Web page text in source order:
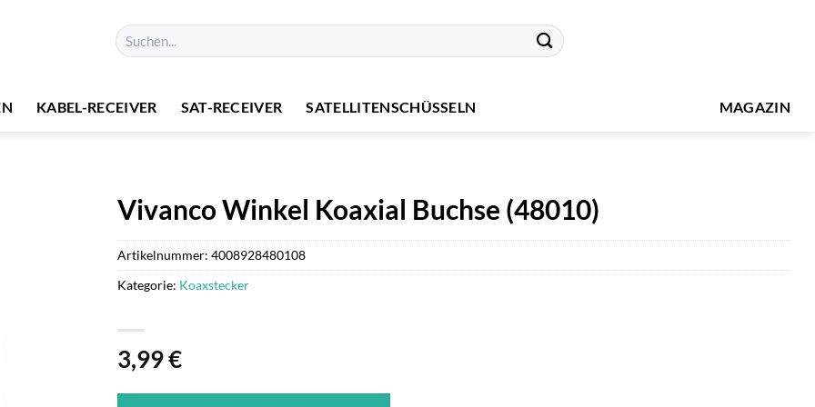
Suchen
nach:
KABEL-RECEIVER SAT-RECEIVER SATELLITENSCHÜSSELN MAGAZIN
Vivanco Winkel Koaxial Buchse (48010)
3,99€
Artikelnummer: 4008928480108
Kategorie: Koaxstecker